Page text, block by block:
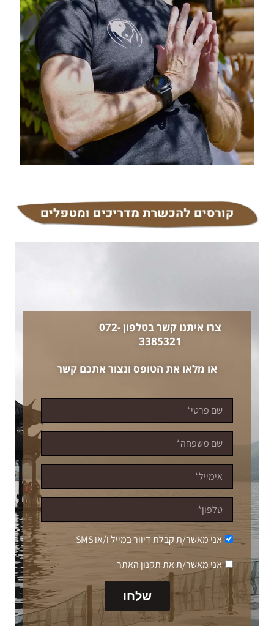
צרו איתנו קשר בטלפון 072-
3385321
או מלאו את הטופס ונצור אתכם קשר​
אני מאשר/ת קבלת דיוור במייל ו/או SMS
אני מאשר/ת את תקנון האתר
שלחו